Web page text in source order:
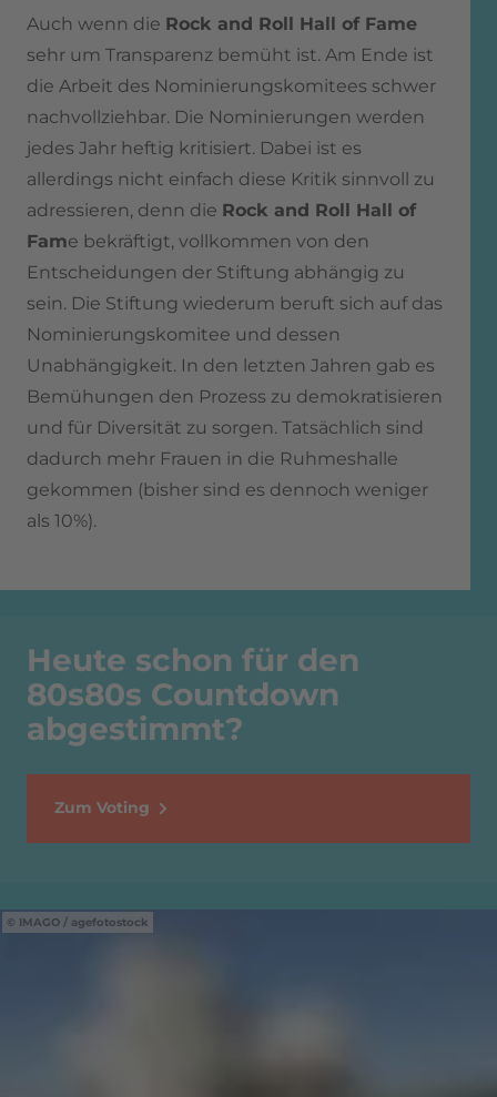
Auch wenn die Rock and Roll Hall of Fame
sehr um Transparenz bemüht ist. Am Ende ist
die Arbeit des Nominierungskomitees schwer
nachvollziehbar. Die Nominierungen werden
jedes Jahr heftig kritisiert. Dabei ist es
allerdings nicht einfach diese Kritik sinnvoll zu
adressieren, denn die Rock and Roll Hall of
Fame bekräftigt, vollkommen von den
Entscheidungen der Stiftung abhängig zu
sein. Die Stiftung wiederum beruft sich auf das
Nominierungskomitee und dessen
Unabhängigkeit. In den letzten Jahren gab es
Bemühungen den Prozess zu demokratisieren
und für Diversität zu sorgen. Tatsächlich sind
dadurch mehr Frauen in die Ruhmeshalle
gekommen (bisher sind es dennoch weniger
als 10%).
Heute schon für den
80s80s Countdown
abgestimmt?
Zum Voting
IMAGO / agefotostock